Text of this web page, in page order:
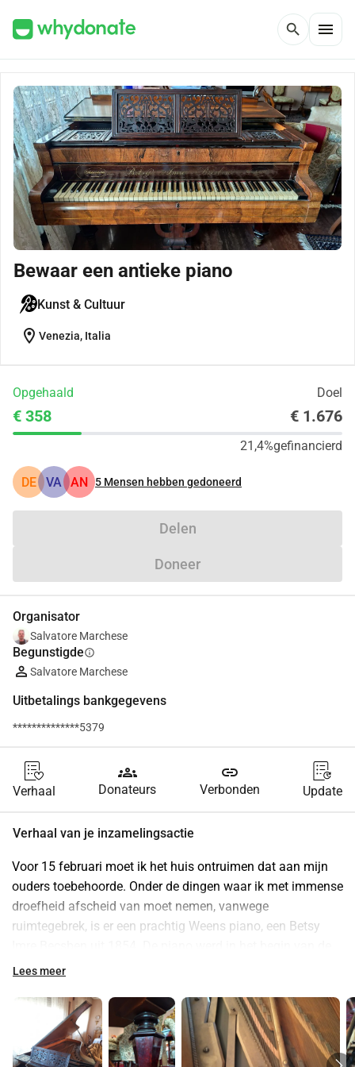
search menu
Bewaar een antieke piano
Kunst & Cultuur
location_on Venezia, Italia
Opgehaald Doel
€ 358 € 1.676
21,4%gefinancierd
DE VA AN 5 Mensen hebben gedoneerd
Delen
Doneer
Organisator
Salvatore Marchese
Begunstigdeinfo
Salvatore Marchese
Uitbetalings bankgegevens
**************5379
Verhaal
groups
Donateurs
link
Verbonden Update
Verhaal van je inzamelingsactie
Voor 15 februari moet ik het huis ontruimen dat aan mijn
ouders toebehoorde. Onder de dingen waar ik met immense
droefheid afscheid van moet nemen, vanwege
ruimtegebrek, is er een prachtig Weens piano, een Betsy
20e eeuw door mijn familie gekocht bij het Teatro La
gehad. Zoals gebruikelijk in die tijd, werden dergelijke
instrumenten aan het publiek verkocht.
Ik heb besloten het te redden door het te doneren aan het
Lees meer